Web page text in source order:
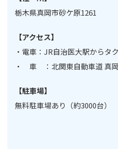
栃木県真岡市砂ケ原1261
【アクセス】
・電車：JR自治医大駅からタ
・ 車 ：北関東自動車道 真
【駐車場】
無料駐車場あり（約3000台）